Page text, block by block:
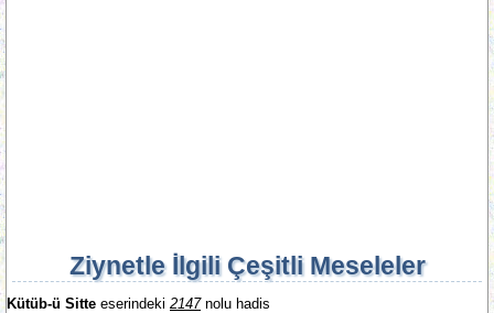
Ziynetle İlgili Çeşitli Meseleler
Kütüb-ü Sitte eserindeki 2147nolu hadis